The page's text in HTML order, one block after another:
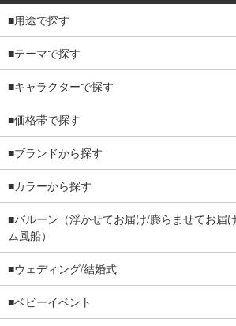
■用途で探す
■テーマで探す
■キャラクターで探す
■価格帯で探す
■ブランドから探す
■カラーから探す
■バルーン（浮かせてお届け/膨らませてお届
ム風船）
■ウェディング/結婚式
■ベビーイベント